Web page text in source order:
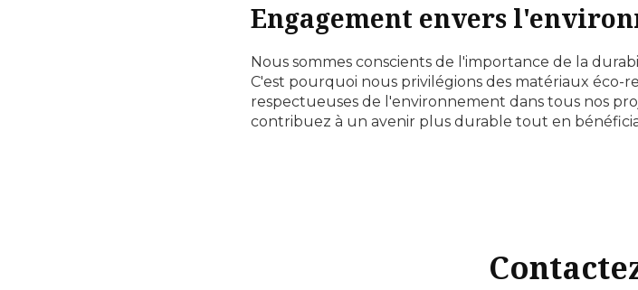
Engagement envers
Nous sommes conscients de l'importance de la
C'est pourquoi nous privilégions des matériaux éco-
respectueuses de l'environnement dans tous nos
contribuez à un avenir plus durable tout en